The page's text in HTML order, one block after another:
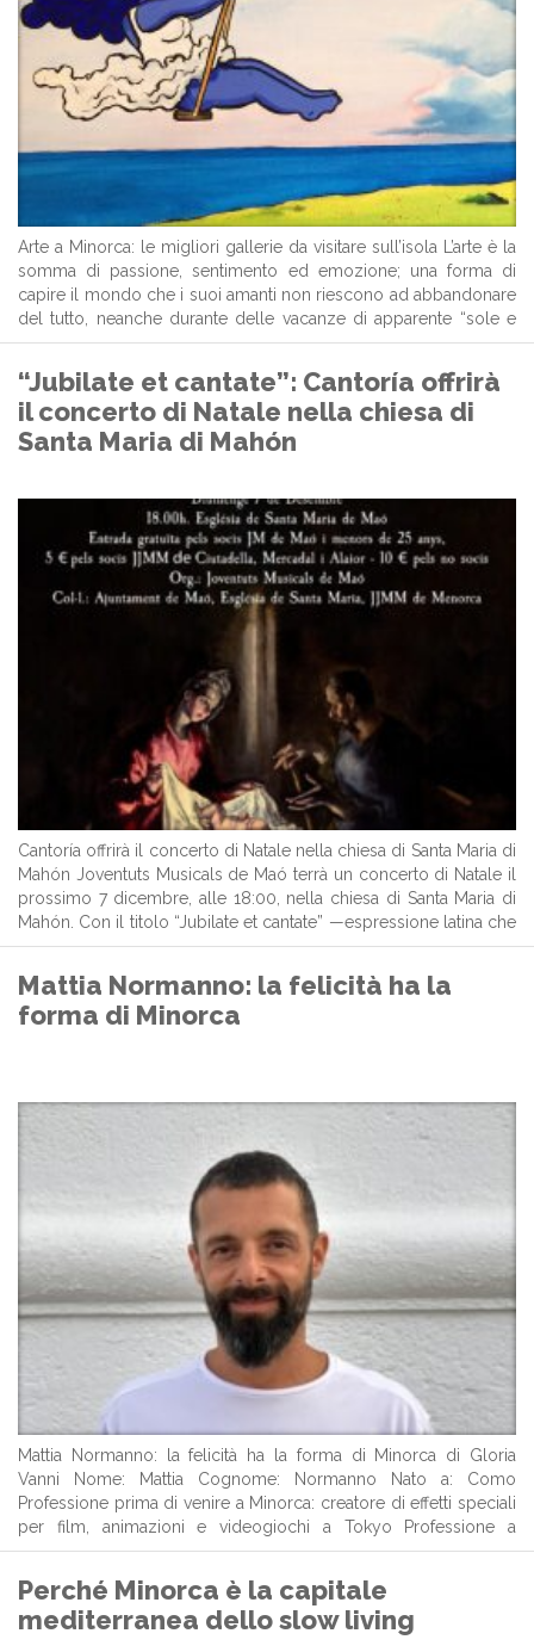
Arte a Minorca: le migliori gallerie da visitare sull’isola L’arte è la
somma di passione, sentimento ed emozione; una forma di
capire il mondo che i suoi amanti non riescono ad abbandonare
del tutto, neanche durante delle vacanze di apparente “sole e
mare”. È vero che esistono diverse forme di ...
“Jubilate et cantate”: Cantoría offrirà
il concerto di Natale nella chiesa di
Santa Maria di Mahón
Cantoría offrirà il concerto di Natale nella chiesa di Santa Maria di
Mahón Joventuts Musicals de Maó terrà un concerto di Natale il
prossimo 7 dicembre, alle 18:00, nella chiesa di Santa Maria di
Mahón. Con il titolo “Jubilate et cantate” —espressione latina che
significa “Rallegratevi e cantate”— l’associazione propone ...
Mattia Normanno: la felicità ha la
forma di Minorca
Mattia Normanno: la felicità ha la forma di Minorca di Gloria
Vanni Nome: Mattia Cognome: Normanno Nato a: Como
Professione prima di venire a Minorca: creatore di effetti speciali
per film, animazioni e videogiochi a Tokyo Professione a
Minorca: addetto commerciale sportivo C’è chi attraversa il
Perché Minorca è la capitale
mediterranea dello slow living